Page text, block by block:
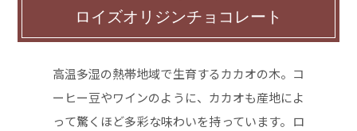
ロイズオリジンチョコレート
高温多湿の熱帯地域で生育するカカオの木。コ
ーヒー豆やワインのように、カカオも産地によ
って驚くほど多彩な味わいを持っています。ロ